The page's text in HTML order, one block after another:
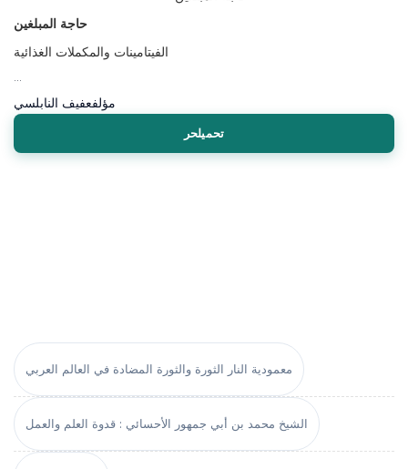
معمودية النار الثورة والثورة المضادة في العالم العربي
الشيخ محمد بن أبي جمهور الأحسائي : قدوة العلم والعمل
حاجة المبلغين
الفيتامينات والمكملات الغذائية
مؤلفعفيف النابلسي
تحميلحر